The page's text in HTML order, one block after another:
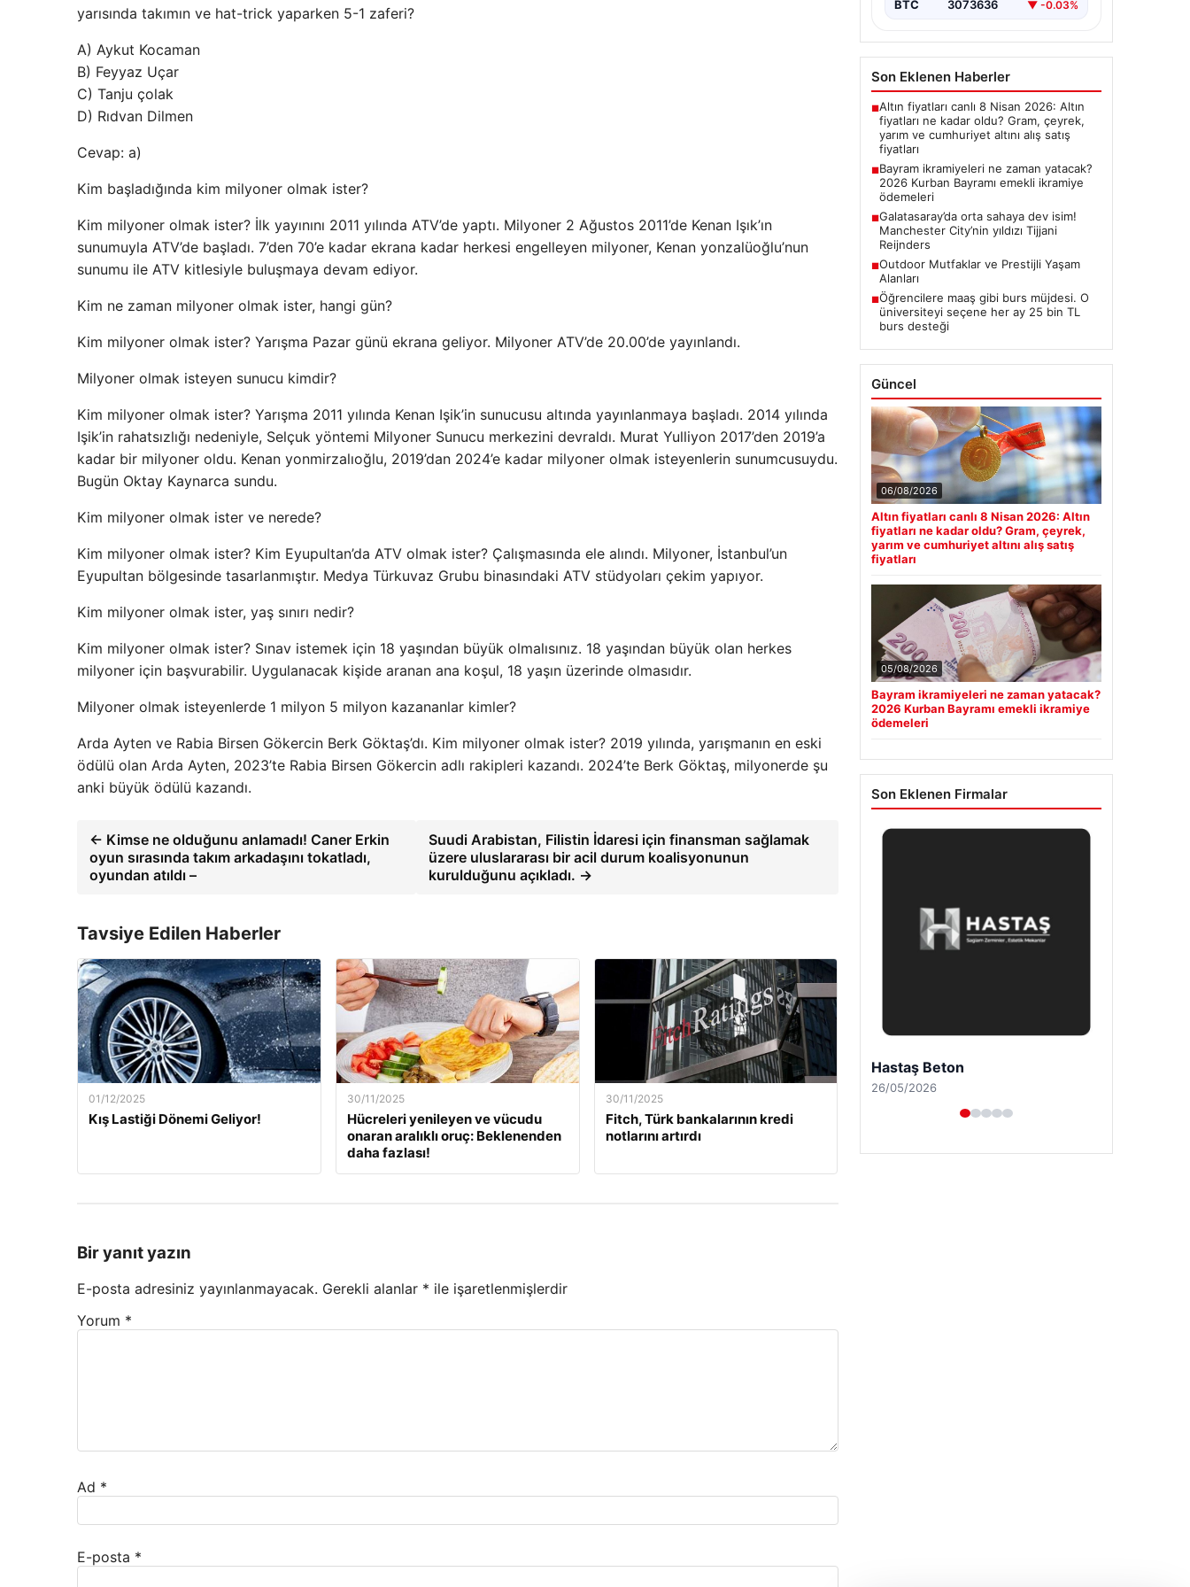
yarısında takımın ve hat-trick yaparken 5-1 zaferi?
A) Aykut Kocaman
B) Feyyaz Uçar
C) Tanju çolak
D) Rıdvan Dilmen
Cevap: a)
Kim başladığında kim milyoner olmak ister?
Kim milyoner olmak ister? İlk yayınını 2011 yılında ATV’de yaptı. Milyoner 2 Ağustos 2011’de Kenan Işık’ın
sunumuyla ATV’de başladı. 7’den 70’e kadar ekrana kadar herkesi engelleyen milyoner, Kenan yonzalüoğlu’nun
sunumu ile ATV kitlesiyle buluşmaya devam ediyor.
Kim ne zaman milyoner olmak ister, hangi gün?
Kim milyoner olmak ister? Yarışma Pazar günü ekrana geliyor. Milyoner ATV’de 20.00’de yayınlandı.
Milyoner olmak isteyen sunucu kimdir?
Kim milyoner olmak ister? Yarışma 2011 yılında Kenan Işik’in sunucusu altında yayınlanmaya başladı. 2014 yılında
Işik’in rahatsızlığı nedeniyle, Selçuk yöntemi Milyoner Sunucu merkezini devraldı. Murat Yulliyon 2017’den 2019’a
kadar bir milyoner oldu. Kenan yonmirzalıoğlu, 2019’dan 2024’e kadar milyoner olmak isteyenlerin sunumcusuydu.
Bugün Oktay Kaynarca sundu.
Kim milyoner olmak ister ve nerede?
Kim milyoner olmak ister? Kim Eyupultan’da ATV olmak ister? Çalışmasında ele alındı. Milyoner, İstanbul’un
Eyupultan bölgesinde tasarlanmıştır. Medya Türkuvaz Grubu binasındaki ATV stüdyoları çekim yapıyor.
Kim milyoner olmak ister, yaş sınırı nedir?
Kim milyoner olmak ister? Sınav istemek için 18 yaşından büyük olmalısınız. 18 yaşından büyük olan herkes
milyoner için başvurabilir. Uygulanacak kişide aranan ana koşul, 18 yaşın üzerinde olmasıdır.
Milyoner olmak isteyenlerde 1 milyon 5 milyon kazananlar kimler?
Arda Ayten ve Rabia Birsen Gökercin Berk Göktaş’dı. Kim milyoner olmak ister? 2019 yılında, yarışmanın en eski
ödülü olan Arda Ayten, 2023’te Rabia Birsen Gökercin adlı rakipleri kazandı. 2024’te Berk Göktaş, milyonerde şu
anki büyük ödülü kazandı.
← Kimse ne olduğunu anlamadı! Caner Erkin
oyun sırasında takım arkadaşını tokatladı,
oyundan atıldı –
Suudi Arabistan, Filistin İdaresi için finansman sağlamak
üzere uluslararası bir acil durum koalisyonunun
kurulduğunu açıkladı. →
Tavsiye Edilen Haberler
01/12/2025
Kış Lastiği Dönemi Geliyor!
30/11/2025
Hücreleri yenileyen ve vücudu
onaran aralıklı oruç: Beklenenden
daha fazlası!
30/11/2025
Fitch, Türk bankalarının kredi
notlarını artırdı
Bir yanıt yazın
E-posta adresiniz yayınlanmayacak. Gerekli alanlar * ile işaretlenmişlerdir
Yorum *
Ad *
E-posta *
BTC 3073636 ▼ -0.03%
Son Eklenen Haberler
■Altın fiyatları canlı 8 Nisan 2026: Altın
fiyatları ne kadar oldu? Gram, çeyrek,
yarım ve cumhuriyet altını alış satış
fiyatları
■Bayram ikramiyeleri ne zaman yatacak?
2026 Kurban Bayramı emekli ikramiye
ödemeleri
■Galatasaray’da orta sahaya dev isim!
Manchester City’nin yıldızı Tijjani
Reijnders
■Outdoor Mutfaklar ve Prestijli Yaşam
Alanları
■Öğrencilere maaş gibi burs müjdesi. O
üniversiteyi seçene her ay 25 bin TL
burs desteği
Güncel
06/08/2026
Altın fiyatları canlı 8 Nisan 2026: Altın
fiyatları ne kadar oldu? Gram, çeyrek,
yarım ve cumhuriyet altını alış satış
fiyatları
05/08/2026
Bayram ikramiyeleri ne zaman yatacak?
2026 Kurban Bayramı emekli ikramiye
ödemeleri
Son Eklenen Firmalar
Prenses Night Club
29/04/2026